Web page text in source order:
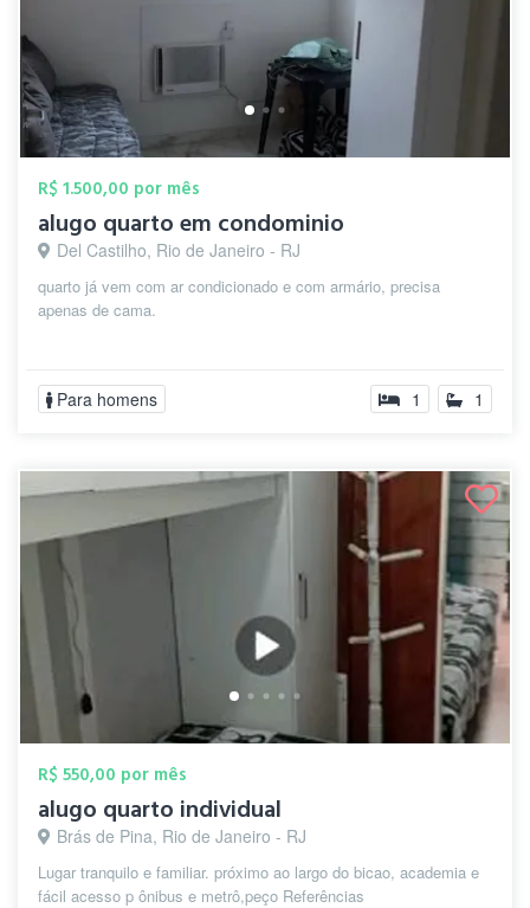
R$ 1.500,00 por mês
alugo quarto em condominio
Del Castilho, Rio de Janeiro - RJ
quarto já vem com ar condicionado e com armário, precisa
apenas de cama.
Para homens 1 1
R$ 550,00 por mês
alugo quarto individual
Brás de Pina, Rio de Janeiro - RJ
Lugar tranquilo e familiar. próximo ao largo do bicao, academia e
fácil acesso p ônibus e metrô,peço Referências